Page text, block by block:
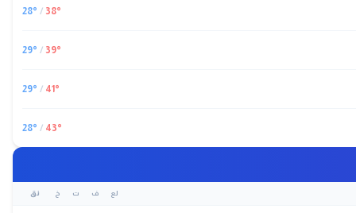
38°
/
28°
39°
/
29°
41°
/
29°
43°
/
28°
لع ف ت خ نق